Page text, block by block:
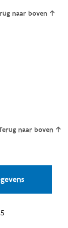
naar boven
naar boven